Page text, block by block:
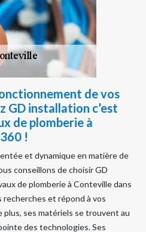
de vos
GD installation c’est
de plomberie à
!
et dynamique en matière de
conseillons de choisir GD
de plomberie à Conteville dans
recherches et répond à vos
ses matériels se trouvent au
des technologies. Ses